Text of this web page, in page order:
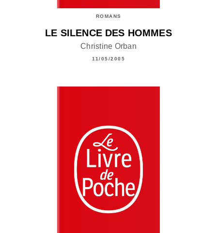
ROMANS
LE SILENCE DES HOMMES
Christine Orban
11/05/2005